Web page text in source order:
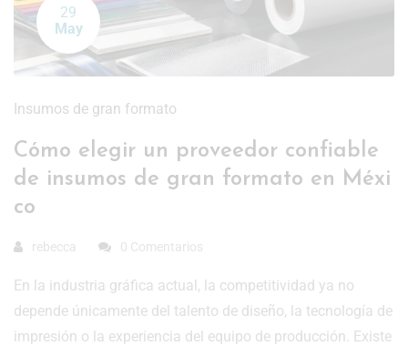
29
May
Insumos de gran formato
Cómo elegir un proveedor confiable
de insumos de gran formato en Méxi
co
rebecca 0 Comentarios
En la industria gráfica actual, la competitividad ya no
depende únicamente del talento de diseño, la tecnología de
impresión o la experiencia del equipo de producción. Existe